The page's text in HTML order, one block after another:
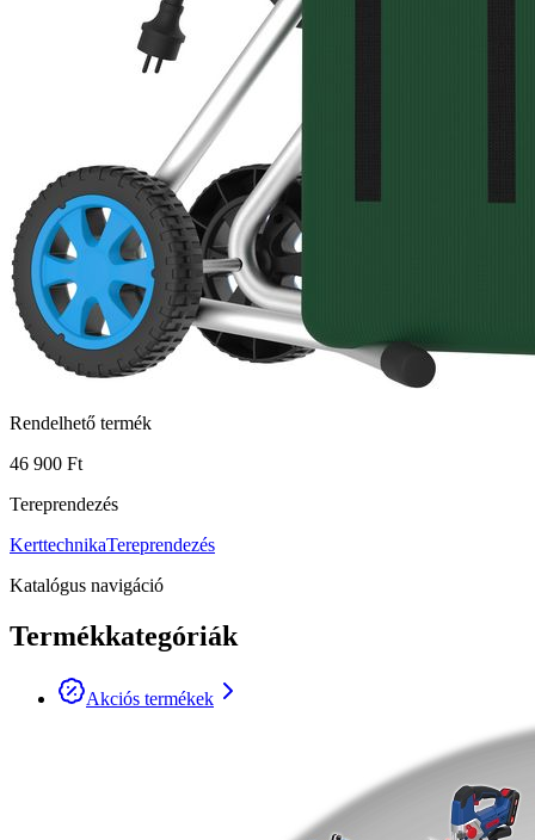
Rendelhető termék
46 900 Ft
Tereprendezés
KerttechnikaTereprendezés
Katalógus navigáció
Termékkategóriák
Akciós termékek